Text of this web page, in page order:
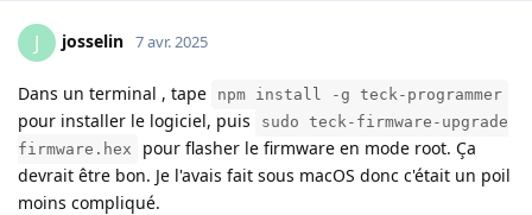
J josselin 7 avr. 2025
Dans un terminal , tape npm install -g teck-programmer
pour installer le logiciel, puis
sudo teck-firmware-upgrade
firmware.hex
pour flasher le firmware en mode root. Ça
devrait être bon. Je l'avais fait sous macOS donc c'était un poil
moins compliqué.